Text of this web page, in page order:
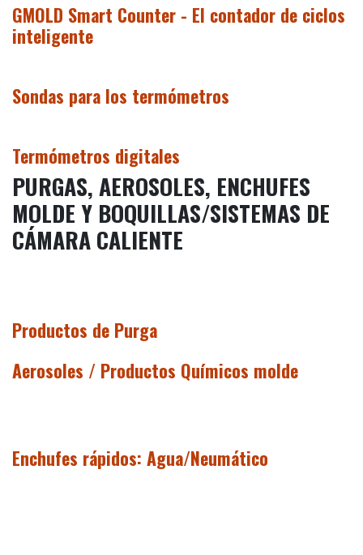
GMOLD Smart Counter - El contador de ciclos
inteligente
Sondas para los termómetros
Termómetros digitales
PURGAS, AEROSOLES, ENCHUFES
MOLDE Y BOQUILLAS/SISTEMAS DE
CÁMARA CALIENTE
Productos de Purga
Aerosoles / Productos Químicos molde
Enchufes rápidos: Agua/Neumático